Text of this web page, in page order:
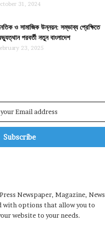
31, 2024
ও সামাজিক উন্নয়ন: সম্ভাব্য প্রেক্ষিতে
পরবর্তী নতুন বাংলাদেশ
23, 2025
Newspaper, Magazine, News
with options that allow you to
website to your needs.